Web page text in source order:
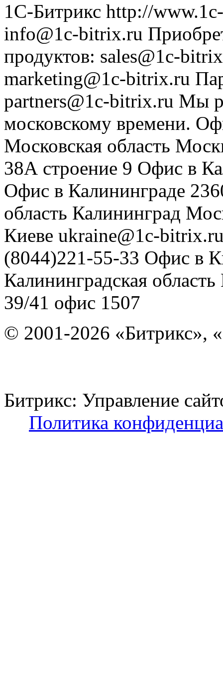
1С-Битрикс http://
info@1c-bitrix.ru
продуктов: sales@1c-
marketing@1c-bitrix.ru
partners@1c-bitrix.ru Мы
московскому времени.
Московская область
38А строение 9 Офис в
Офис в Калининграде
область Калининград
Киеве ukraine@1c-
(8044)221-55-33 Офис в
Калининградская область
39/41 офис 1507
© 2001-2026 «Битрикс»,
Битрикс: Управление
Политика